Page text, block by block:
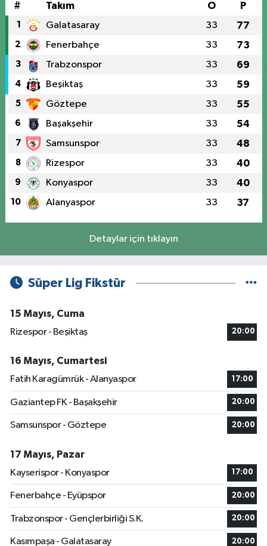
# Takım O P
1 Galatasaray 33 77
2 Fenerbahçe 33 73
3 Trabzonspor 33 69
4 Beşiktaş 33 59
5 Göztepe 33 55
6 Başakşehir 33 54
7 Samsunspor 33 48
8 Rizespor 33 40
9 Konyaspor 33 40
10 Alanyaspor 33 37
Detaylar için tıklayın
Süper Lig Fikstür
15 Mayıs, Cuma
Rizespor - Beşiktaş
20:00
16 Mayıs, Cumartesi
Fatih Karagümrük - Alanyaspor
17:00
Gaziantep FK - Başakşehir 20:00
Samsunspor - Göztepe 20:00
17 Mayıs, Pazar
Kayserispor - Konyaspor
17:00
Fenerbahçe - Eyüpspor 20:00
Trabzonspor - Gençlerbirliği S.K. 20:00
Kasımpaşa - Galatasaray 20:00